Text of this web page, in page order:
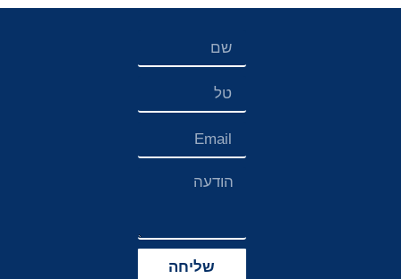
שליחה